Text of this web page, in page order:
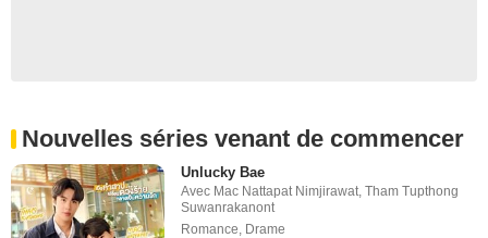
Nouvelles séries venant de commencer
Unlucky Bae
Avec Mac Nattapat Nimjirawat ,Tham Tupthong
Suwanrakanont
Romance Drame